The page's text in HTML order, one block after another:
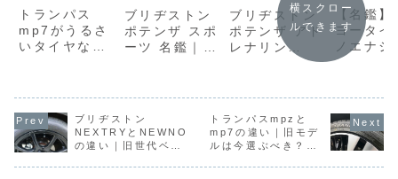
トランパス
mp7がうるさ
いタイヤなの
ノイズを調べ
てみた！
ブリヂストン
ポテンザ スポ
ーツ 名鑑｜公
行ポテンザの
ブリヂストン
ポテンザ アド
レナリン
RE005 名鑑
切れるスポー
【名鑑】
ヨータイ
ノエナジ
プラス｜
さ。結局
らを裏切
いタイヤ
番格好い
横スクロー
ルできます
ブリヂストン
NEXTRYとNEWNO
の違い｜旧世代ベー
トランパスmpzと
mp7の違い｜旧モデ
ルは今選ぶべき？世